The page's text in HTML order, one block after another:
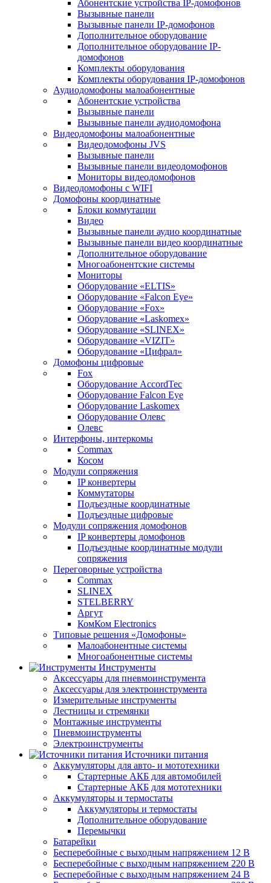
Абонентские устройства IP-домофонов
Вызывные панели
Вызывные панели IP-домофонов
Дополнительное оборудование
Дополнительное оборудование IP-
домофонов
Комплекты оборудования
Комплекты оборудования IP-домофонов
Аудиодомофоны малоабонентные
Абонентские устройства
Вызывные панели
Вызывные панели аудиодомофона
Видеодомофоны малоабонентные
Видеодомофоны JVS
Вызывные панели
Вызывные панели видеодомофонов
Мониторы видеодомофонов
Видеодомофоны с WIFI
Домофоны координатные
Блоки коммутации
Видео
Вызывные панели аудио координатные
Вызывные панели видео координатные
Дополнительное оборудование
Многоабонентские системы
Мониторы
Оборудование «ELTIS»
Оборудование «Falcon Eye»
Оборудование «Fox»
Оборудование «Laskomex»
Оборудование «SLINEX»
Оборудование «VIZIT»
Оборудование «Цифрал»
Домофоны цифровые
Fox
Оборудование AccordTec
Оборудование Falcon Eye
Оборудование Laskomex
Оборудование Олевс
Олевс
Интерфоны, интеркомы
Commax
Косом
Модули сопряжения
IP конвертеры
Коммутаторы
Подъездные координатные
Подъездные цифровые
Модули сопряжения домофонов
IP конвертеры домофонов
Подъездные координатные модули
сопряжения
Переговорные устройства
Commax
SLINEX
STELBERRY
Аргут
КомКом Electronics
Типовые решения «Домофоны»
Малоабонентные системы
Многоабонентные системы
Инструменты
Аксессуары для пневмоинструмента
Аксессуары для электроинструмента
Измерительные инструменты
Лестницы и стремянки
Монтажные инструменты
Пневмоинструменты
Электроинструменты
Источники питания
Аккумуляторы для авто- и мототехники
Стартерные АКБ для автомобилей
Стартерные АКБ для мототехники
Аккумуляторы и термостаты
Аккумуляторы и термостаты
Дополнительное оборудование
Перемычки
Батарейки
Бесперебойные с выходным напряжением 12 В
Бесперебойные с выходным напряжением 220 В
Бесперебойные с выходным напряжением 24 В